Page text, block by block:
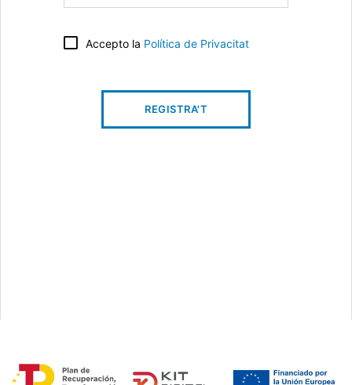
Accepto la Política de Privacitat
REGISTRA'T